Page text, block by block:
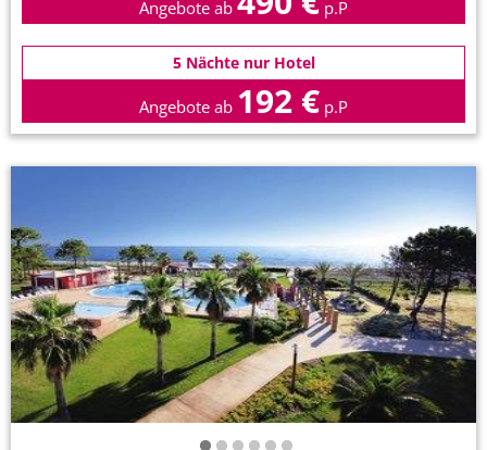
Angebote ab p.P
5 Nächte nur Hotel
Angebote ab 192 € p.P